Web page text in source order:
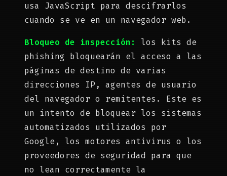
usa JavaScript para descifrarlos
cuando se ve en un navegador web.
Bloqueo de inspección: los kits de
phishing bloquearán el acceso a las
páginas de destino de varias
direcciones IP, agentes de usuario
del navegador o remitentes. Este es
un intento de bloquear los sistemas
automatizados utilizados por
Google, los motores antivirus o los
proveedores de seguridad para que
no lean correctamente la